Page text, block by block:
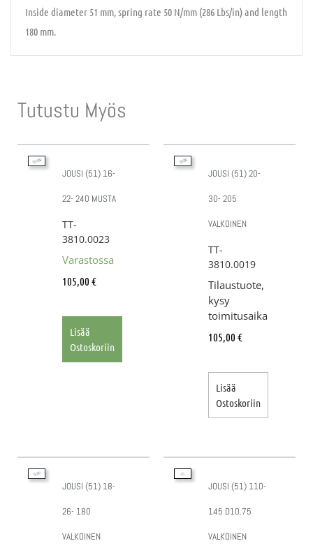
Inside diameter 51 mm, spring rate 50 N/mm (286 Lbs/in) and length
180 mm.
Tutustu Myös
JOUSI (51) 16-
22- 240 MUSTA
TT-
3810.0023
Varastossa
105,00 €
Lisää
Ostoskoriin
JOUSI (51) 20-
30- 205
VALKOINEN
TT-
3810.0019
Tilaustuote,
kysy
toimitusaika
105,00 €
Lisää
Ostoskoriin
JOUSI (51) 18-
26- 180
VALKOINEN
JOUSI (51) 110-
145 D10.75
VALKOINEN